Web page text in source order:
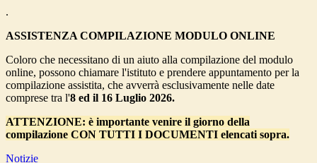
.
ASSISTENZA COMPILAZIONE MODULO ONLINE
Coloro che necessitano di un aiuto alla compilazione del modulo
online, possono chiamare l'istituto e prendere appuntamento per la
compilazione assistita, che avverrà esclusivamente nelle date
comprese tra l'8 ed il 16 Luglio 2026.
ATTENZIONE: è importante venire il giorno della
compilazione CON TUTTI I DOCUMENTI elencati sopra.
Notizie